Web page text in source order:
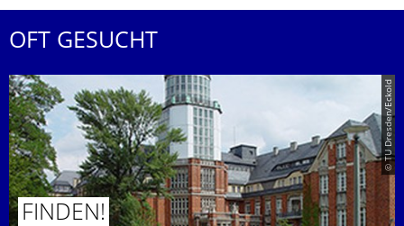
OFT GESUCHT
© TU Dresden/Eckold
FINDEN!